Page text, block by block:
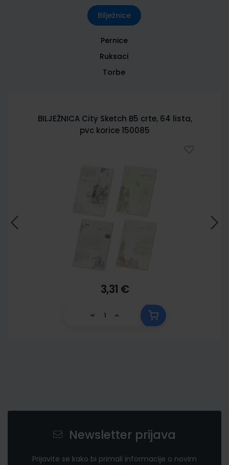
Bilježnice
Pernice
Ruksaci
Torbe
BILJEŽNICA City Sketch B5 crte, 64 lista,
pvc korice 150085
3,31 €
Newsletter prijava
Prijavite se kako bi primali informacije o novim